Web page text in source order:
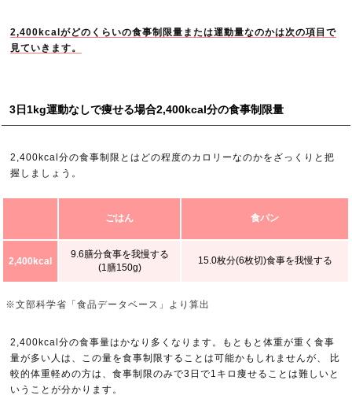
2,400kcalがどのくらいの食事制限量または運動量なのかは次の項目で
見ていきます。
3日1kg運動なしで痩せる場合2,400kcal分の食事制限量
2,400kcal分の食事制限とはどの程度のカロリーなのかをざっくりと把
握しましょう。
ごはん 食パン
2,400kcal
9.6膳分食事を我慢する
(1膳150g)
15.0枚分(6枚切)食事を我慢する
※文部科学省「食品データベース」より算出
2,400kcal分の食事量はかなり多くなります。もともと体重が重く食事
量が多い人は、この量を食事制限することは可能かもしれませんが、 比
較的体重軽めの方は、食事制限のみで3日で1キロ痩せることは難しいと
いうことが分かります。